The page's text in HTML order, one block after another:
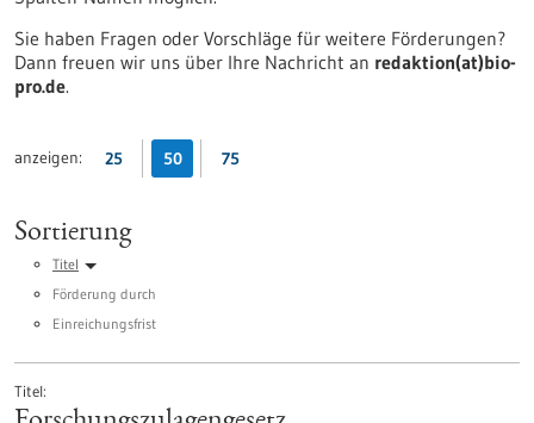
Sie haben Fragen oder Vorschläge für weitere Förderungen?
Dann freuen wir uns über Ihre Nachricht an redaktion(at)bio-
pro.de.
anzeigen: 25 50 75
Sortierung
Titel
Förderung durch
Einreichungsfrist
Titel